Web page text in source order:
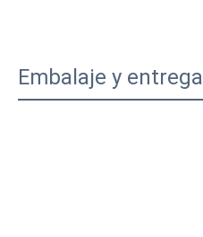
Embalaje y entrega